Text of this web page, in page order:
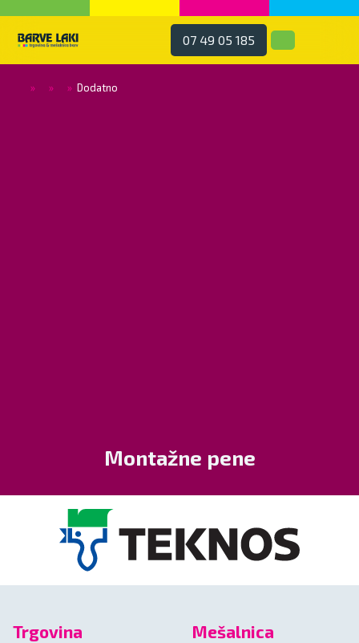
07 49 05 185
» » » Dodatno
Montažne pene
Trgovina Mešalnica